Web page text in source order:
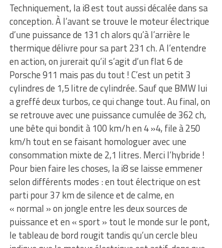
Techniquement, la i8 est tout aussi décalée dans sa
conception. À l’avant se trouve le moteur électrique
d’une puissance de 131 ch alors qu’à l’arrière le
thermique délivre pour sa part 231 ch. A l’entendre
en action, on jurerait qu’il s’agit d’un flat 6 de
Porsche 911 mais pas du tout ! C’est un petit 3
cylindres de 1,5 litre de cylindrée. Sauf que BMW lui
a greffé deux turbos, ce qui change tout. Au final, on
se retrouve avec une puissance cumulée de 362 ch,
une bête qui bondit à 100 km/h en 4 »4, file à 250
km/h tout en se faisant homologuer avec une
consommation mixte de 2,1 litres. Merci l’hybride !
Pour bien faire les choses, la i8 se laisse emmener
selon différents modes : en tout électrique on est
parti pour 37 km de silence et de calme, en
« normal » on jongle entre les deux sources de
puissance et en « sport » tout le monde sur le pont,
le tableau de bord rougit tandis qu’un cercle bleu